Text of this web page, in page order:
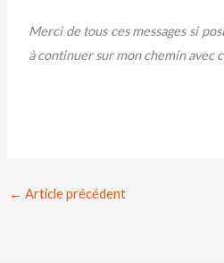
Merci de tous ces messages si
à continuer sur mon chemin avec
← Article précédent